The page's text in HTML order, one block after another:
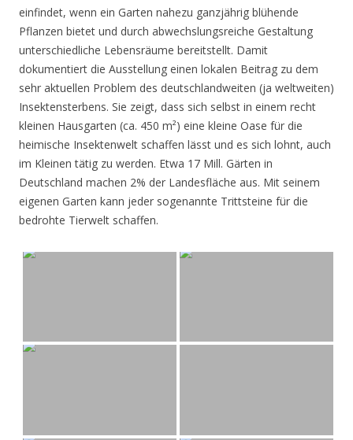
einfindet, wenn ein Garten nahezu ganzjährig blühende
Pflanzen bietet und durch abwechslungsreiche Gestaltung
unterschiedliche Lebensräume bereitstellt. Damit
dokumentiert die Ausstellung einen lokalen Beitrag zu dem
sehr aktuellen Problem des deutschlandweiten (ja weltweiten)
Insektensterbens. Sie zeigt, dass sich selbst in einem recht
kleinen Hausgarten (ca. 450 m²) eine kleine Oase für die
heimische Insektenwelt schaffen lässt und es sich lohnt, auch
im Kleinen tätig zu werden. Etwa 17 Mill. Gärten in
Deutschland machen 2% der Landesfläche aus. Mit seinem
eigenen Garten kann jeder sogenannte Trittsteine für die
bedrohte Tierwelt schaffen.